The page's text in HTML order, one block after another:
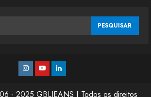
Instagram
YoutubeLinkedin
- 2025 GBLJEANS | Todos os direitos